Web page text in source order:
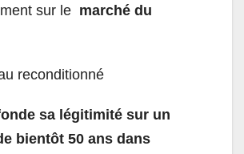
sur le marché du
reconditionné
sa légitimité sur un
bientôt 50 ans dans